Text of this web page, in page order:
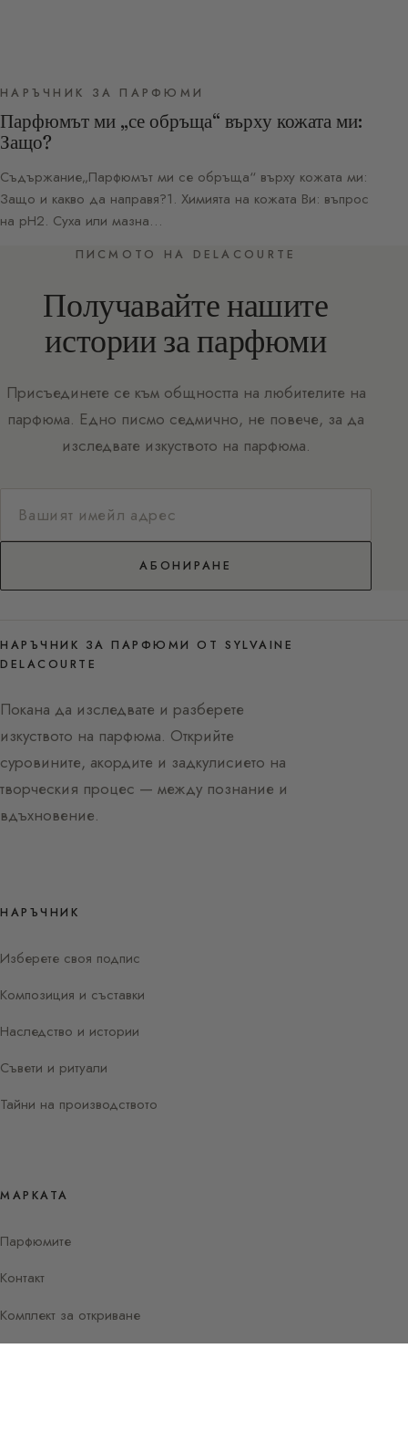
НАРЪЧНИК ЗА ПАРФЮМИ
Парфюмът ми „се обръща“ върху кожата ми:
Защо?
Съдържание„Парфюмът ми се обръща“ върху кожата ми:
Защо и какво да направя?1. Химията на кожата Ви: въпрос
на pH2. Суха или мазна…
ПИСМОТО НА DELACOURTE
Получавайте нашите
истории за парфюми
Присъединете се към общността на любителите на
парфюма. Едно писмо седмично, не повече, за да
изследвате изкуството на парфюма.
АБОНИРАНЕ
НАРЪЧНИК ЗА ПАРФЮМИ ОТ SYLVAINE
DELACOURTE
Покана да изследвате и разберете
изкуството на парфюма. Открийте
суровините, акордите и задкулисието на
творческия процес — между познание и
вдъхновение.
НАРЪЧНИК
Изберете своя подпис
Композиция и съставки
Наследство и истории
Съвети и ритуали
Тайни на производството
МАРКАТА
Парфюмите
Контакт
Комплект за откриване